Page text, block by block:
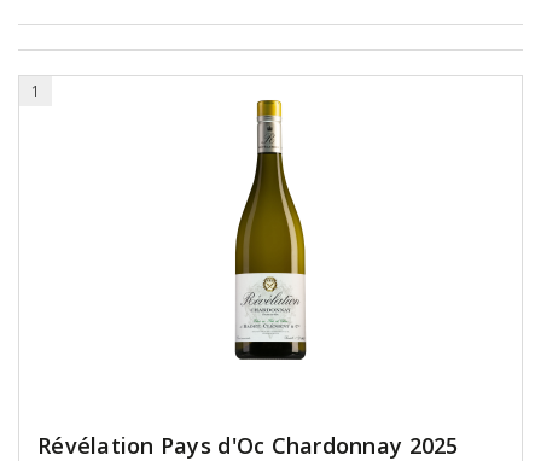
1
Révélation Pays d'Oc Chardonnay 2025